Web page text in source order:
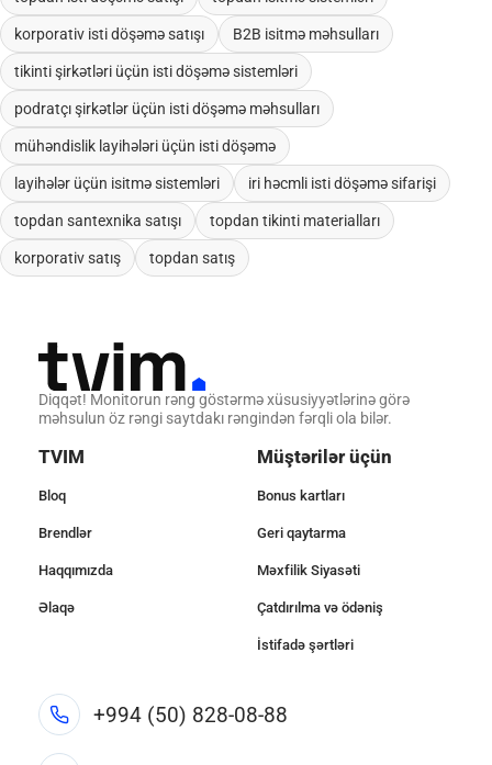
korporativ isti döşəmə satışı B2B isitmə məhsulları
tikinti şirkətləri üçün isti döşəmə sistemləri
podratçı şirkətlər üçün isti döşəmə məhsulları
mühəndislik layihələri üçün isti döşəmə
layihələr üçün isitmə sistemləri iri həcmli isti döşəmə sifarişi
topdan santexnika satışı topdan tikinti materialları
korporativ satış topdan satış
Diqqət! Monitorun rəng göstərmə xüsusiyyətlərinə görə
məhsulun öz rəngi saytdakı rəngindən fərqli ola bilər.
TVIM
Bloq
Brendlər
Haqqımızda
Əlaqə
Müştərilər üçün
Bonus kartları
Geri qaytarma
Məxfilik Siyasəti
Çatdırılma və ödəniş
İstifadə şərtləri
+994 (50) 828-08-88